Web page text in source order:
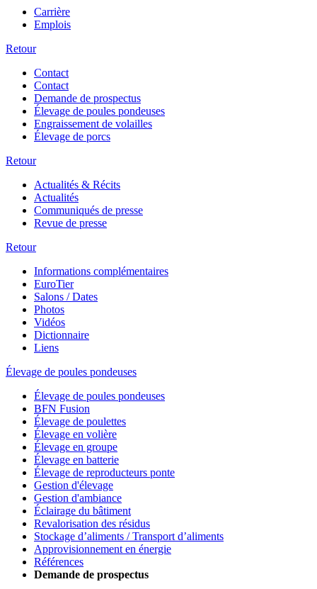
Carrière
Emplois
Retour
Contact
Contact
Demande de prospectus
Élevage de poules pondeuses
Engraissement de volailles
Élevage de porcs
Retour
Actualités & Récits
Actualités
Communiqués de presse
Revue de presse
Retour
Informations complémentaires
EuroTier
Salons / Dates
Photos
Vidéos
Dictionnaire
Liens
Élevage de poules pondeuses
Élevage de poules pondeuses
BFN Fusion
Élevage de poulettes
Élevage en volière
Élevage en groupe
Élevage en batterie
Élevage de reproducteurs ponte
Gestion d'élevage
Gestion d'ambiance
Éclairage du bâtiment
Revalorisation des résidus
Stockage d’aliments / Transport d’aliments
Approvisionnement en énergie
Références
Demande de prospectus